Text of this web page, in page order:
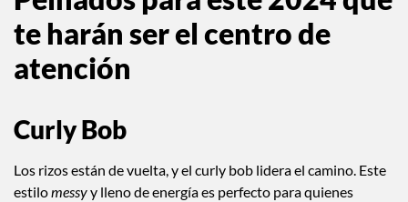
Peinados para este 2024 que
te harán ser el centro de
atención
Curly Bob
Los rizos están de vuelta, y el curly bob lidera el camino. Este